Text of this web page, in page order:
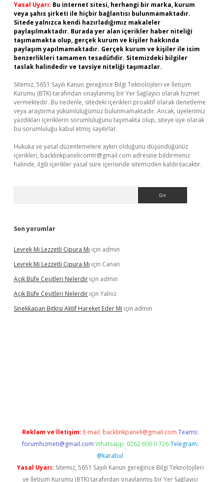
Yasal Uyarı: Bu internet sitesi, herhangi bir marka, kurum
veya şahıs şirketi ile hiçbir bağlantısı bulunmamaktadır.
Sitede yalnızca kendi hazırladığımız makaleler
paylaşılmaktadır. Burada yer alan içerikler haber niteliği
taşımamakta olup, gerçek kurum ve kişiler hakkında
paylaşım yapılmamaktadır. Gerçek kurum ve kişiler ile isim
benzerlikleri tamamen tesadüfidir. Sitemizdeki bilgiler
taslak halindedir ve tavsiye niteliği taşımazlar.
Sitemiz, 5651 Sayılı Kanun gereğince Bilgi Teknolojileri ve İletişim
Kurumu (BTK) tarafından onaylanmış bir Yer Sağlayıcı olarak hizmet
vermektedir. Bu nedenle, sitedeki içerikleri proaktif olarak denetleme
veya araştırma yükümlülüğümüz bulunmamaktadır. Ancak, üyelerimiz
yazdıkları içeriklerin sorumluluğunu taşımakta olup, siteye üye olarak
bu sorumluluğu kabul etmiş sayılırlar.
Hukuka ve yasal düzenlemelere aykırı olduğunu düşündüğünüz
içerikleri, backlinkpanelicomtr@gmail.com adresine bildirmeniz
halinde, ilgili içerikler yasal süre içerisinde sitemizden kaldırılacaktır.
Son yorumlar
Levrek Mi Lezzetli Çipura Mı için admin
Levrek Mi Lezzetli Çipura Mı için Canan
Açık Büfe Çeşitleri Nelerdir için admin
Açık Büfe Çeşitleri Nelerdir için Yalnız
Sinekkapan Bitkisi Aktif Hareket Eder Mi için admin
Reklam ve İletişim: E-mail: backlinkpaneli@gmail.com Teams:
forumhizmeti@gmail.com Whatsapp: 0262 606 0 726 Telegram:
@karabul
Yasal Uyarı: Sitemiz, 5651 Sayılı Kanun gereğince Bilgi Teknolojileri
ve İletişim Kurumu (BTK) tarafından onaylanmış bir Yer Sağlayıcı